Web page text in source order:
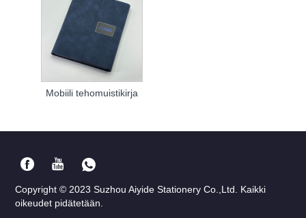
Mobiili tehomuistikirja
Copyright © 2023 Suzhou Aiyide Stationery Co.,Ltd. Kaikki
oikeudet pidätetään.